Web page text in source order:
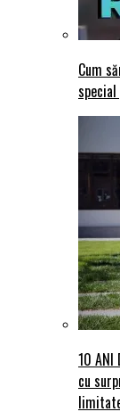
Cum
10 ANI
cu